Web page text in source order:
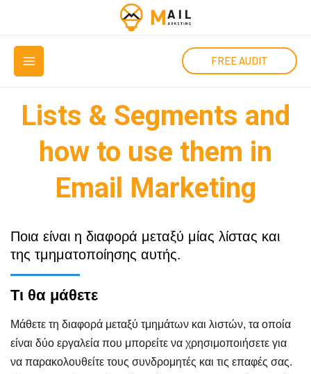
περιεχόμενο
MAIN
MENU
FREE AUDIT
Lists & Segments and
how to use them in
Email Marketing
Ποια είναι η διαφορά μεταξύ μίας λίστας και
της τμηματοποίησης αυτής.
Τι θα μάθετε
Μάθετε τη διαφορά μεταξύ τμημάτων και λιστών, τα οποία
είναι δύο εργαλεία που μπορείτε να χρησιμοποιήσετε για
να παρακολουθείτε τους συνδρομητές και τις επαφές σας.